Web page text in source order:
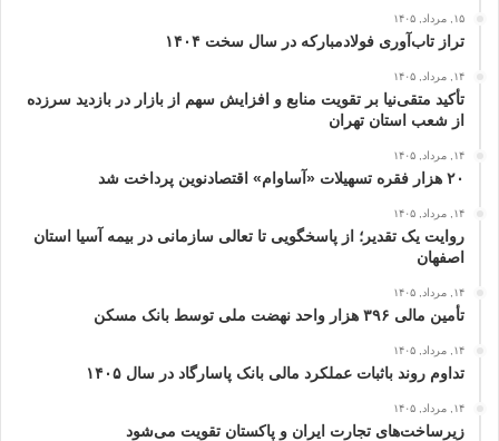
۱۵, مرداد, ۱۴۰۵
تراز تاب‌آوری فولادمبارکه در سال سخت ۱۴۰۴
۱۴, مرداد, ۱۴۰۵
تأکید متقی‌نیا بر تقویت منابع و افزایش سهم از بازار در بازدید سرزده
از شعب استان تهران
۱۴, مرداد, ۱۴۰۵
۲۰ هزار فقره تسهیلات «آساوام» اقتصادنوین پرداخت شد
۱۴, مرداد, ۱۴۰۵
روایت یک تقدیر؛ از پاسخگویی تا تعالی سازمانی در بیمه آسیا استان
اصفهان
۱۴, مرداد, ۱۴۰۵
تأمین مالی ۳۹۶ هزار واحد نهضت ملی توسط بانک مسکن
۱۴, مرداد, ۱۴۰۵
تداوم روند باثبات عملکرد مالی بانک پاسارگاد در سال ۱۴۰۵
۱۴, مرداد, ۱۴۰۵
زیرساخت‌های تجارت ایران و پاکستان تقویت می‌شود